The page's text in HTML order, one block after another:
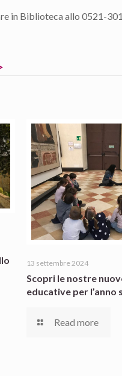
in Biblioteca allo 0521-
13 settembre 2024
Scopri le nostre
educative per l’anno
Read more